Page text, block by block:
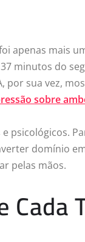
apenas mais
minutos do
por sua vez,
sobre
psicológicos.
domínio
pelas mãos.